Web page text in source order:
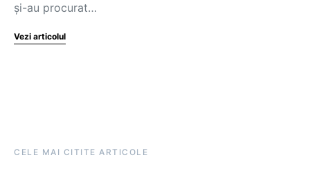
și-au procurat…
Vezi articolul
CELE MAI CITITE ARTICOLE